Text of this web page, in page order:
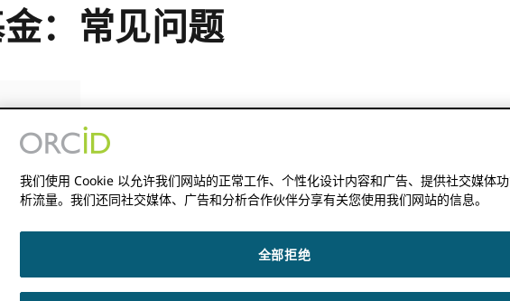
：常见问题
？
员申请？
我们使用 Cookie 以允许我们网站的正常工作、个性化设计内容和广告、提供社交媒体
析流量。我们还同社交媒体、广告和分析合作伙伴分享有关您使用我们网站的信息。
全部拒绝